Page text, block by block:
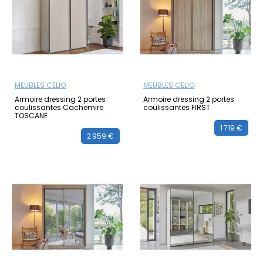
MEUBLES CELIO
Armoire dressing 2 portes
coulissantes Cachemire
TOSCANE
2 959 €
MEUBLES CELIO
Armoire dressing 2 portes
coulissantes FIRST
1 719 €